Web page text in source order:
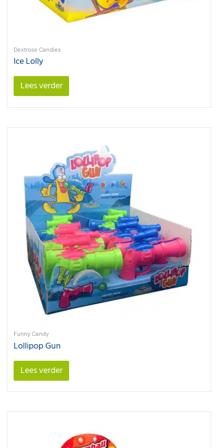
Dextrose Candies
Ice Lolly
Lees verder
Funny Candy
Lollipop Gun
Lees verder